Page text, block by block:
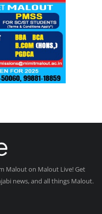
Malout on Malout Live! Get
news, and all things Malout.